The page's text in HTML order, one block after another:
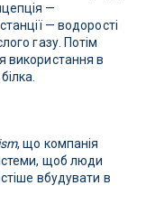
—
— водорості
газу. Потім
використання в
, що компанія
щоб люди
вбудувати в